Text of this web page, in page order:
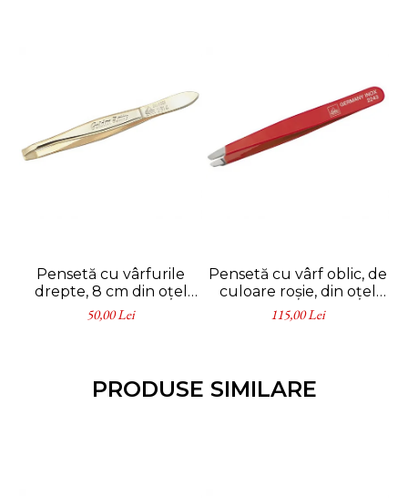
Pensetă cu vârfurile
drepte, 8 cm din oțel
inoxidabil aurit - Erbe
Solingen
50,00 Lei
Pensetă cu vârf oblic, de
culoare roșie, din oțel
inoxidabil, 9.5 cm
115,00 Lei
PRODUSE SIMILARE